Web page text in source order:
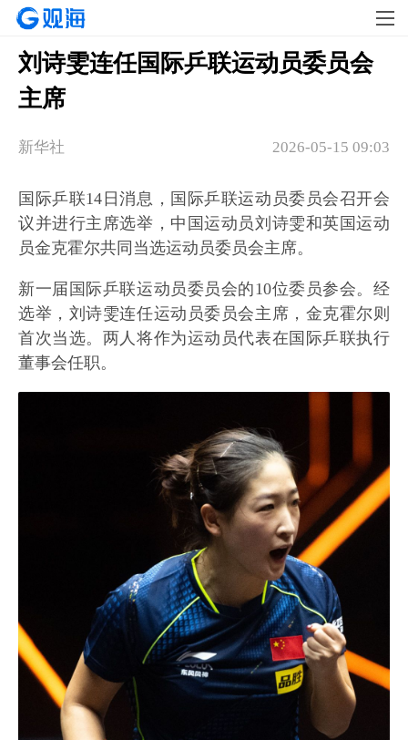
刘诗雯连任国际乒联运动员委员会
主席
2026-05-15 09:03
新华社
国际乒联14日消息，国际乒联运动员委员会召开会
议并进行主席选举，中国运动员刘诗雯和英国运动
员金克霍尔共同当选运动员委员会主席。
新一届国际乒联运动员委员会的10位委员参会。经
选举，刘诗雯连任运动员委员会主席，金克霍尔则
首次当选。两人将作为运动员代表在国际乒联执行
董事会任职。